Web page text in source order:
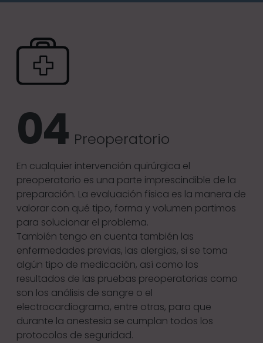
Preoperatorio
En cualquier intervención quirúrgica el
preoperatorio es una parte imprescindible de la
preparación. La evaluación física es la manera de
valorar con qué tipo, forma y volumen partimos
para solucionar el problema.
También tengo en cuenta también las
enfermedades previas, las alergias, si se toma
algún tipo de medicación, así como los
resultados de las pruebas preoperatorias como
son los análisis de sangre o el
electrocardiograma, entre otras, para que
durante la anestesia se cumplan todos los
protocolos de seguridad.